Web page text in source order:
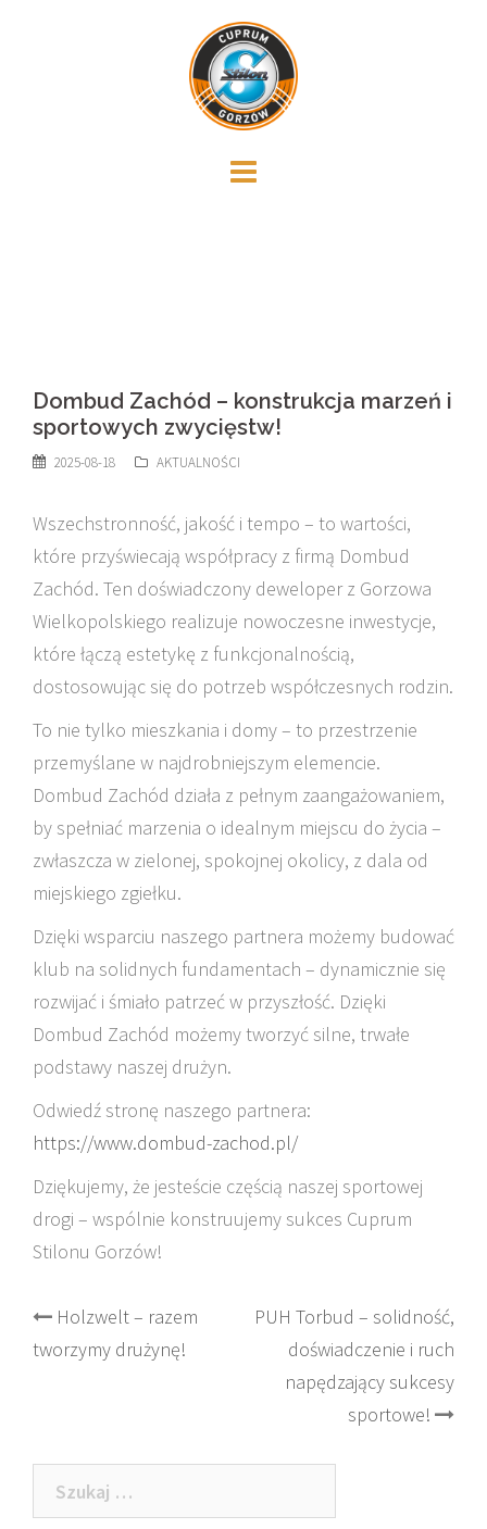
Dombud Zachód – konstrukcja marzeń i
sportowych zwycięstw!
2025-08-18 AKTUALNOŚCI
Wszechstronność, jakość i tempo – to wartości,
które przyświecają współpracy z firmą Dombud
Zachód. Ten doświadczony deweloper z Gorzowa
Wielkopolskiego realizuje nowoczesne inwestycje,
które łączą estetykę z funkcjonalnością,
dostosowując się do potrzeb współczesnych rodzin.
To nie tylko mieszkania i domy – to przestrzenie
przemyślane w najdrobniejszym elemencie.
Dombud Zachód działa z pełnym zaangażowaniem,
by spełniać marzenia o idealnym miejscu do życia –
zwłaszcza w zielonej, spokojnej okolicy, z dala od
miejskiego zgiełku.
Dzięki wsparciu naszego partnera możemy budować
klub na solidnych fundamentach – dynamicznie się
rozwijać i śmiało patrzeć w przyszłość. Dzięki
Dombud Zachód możemy tworzyć silne, trwałe
podstawy naszej drużyn.
Odwiedź stronę naszego partnera:
https://www.dombud-zachod.pl/
Dziękujemy, że jesteście częścią naszej sportowej
drogi – wspólnie konstruujemy sukces Cuprum
Stilonu Gorzów!
Post
navigation
Holzwelt – razem
tworzymy drużynę!
PUH Torbud – solidność,
doświadczenie i ruch
napędzający sukcesy
sportowe!
Szukaj: